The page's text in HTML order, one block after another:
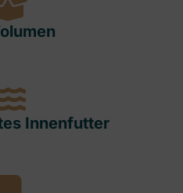
Innenfutter